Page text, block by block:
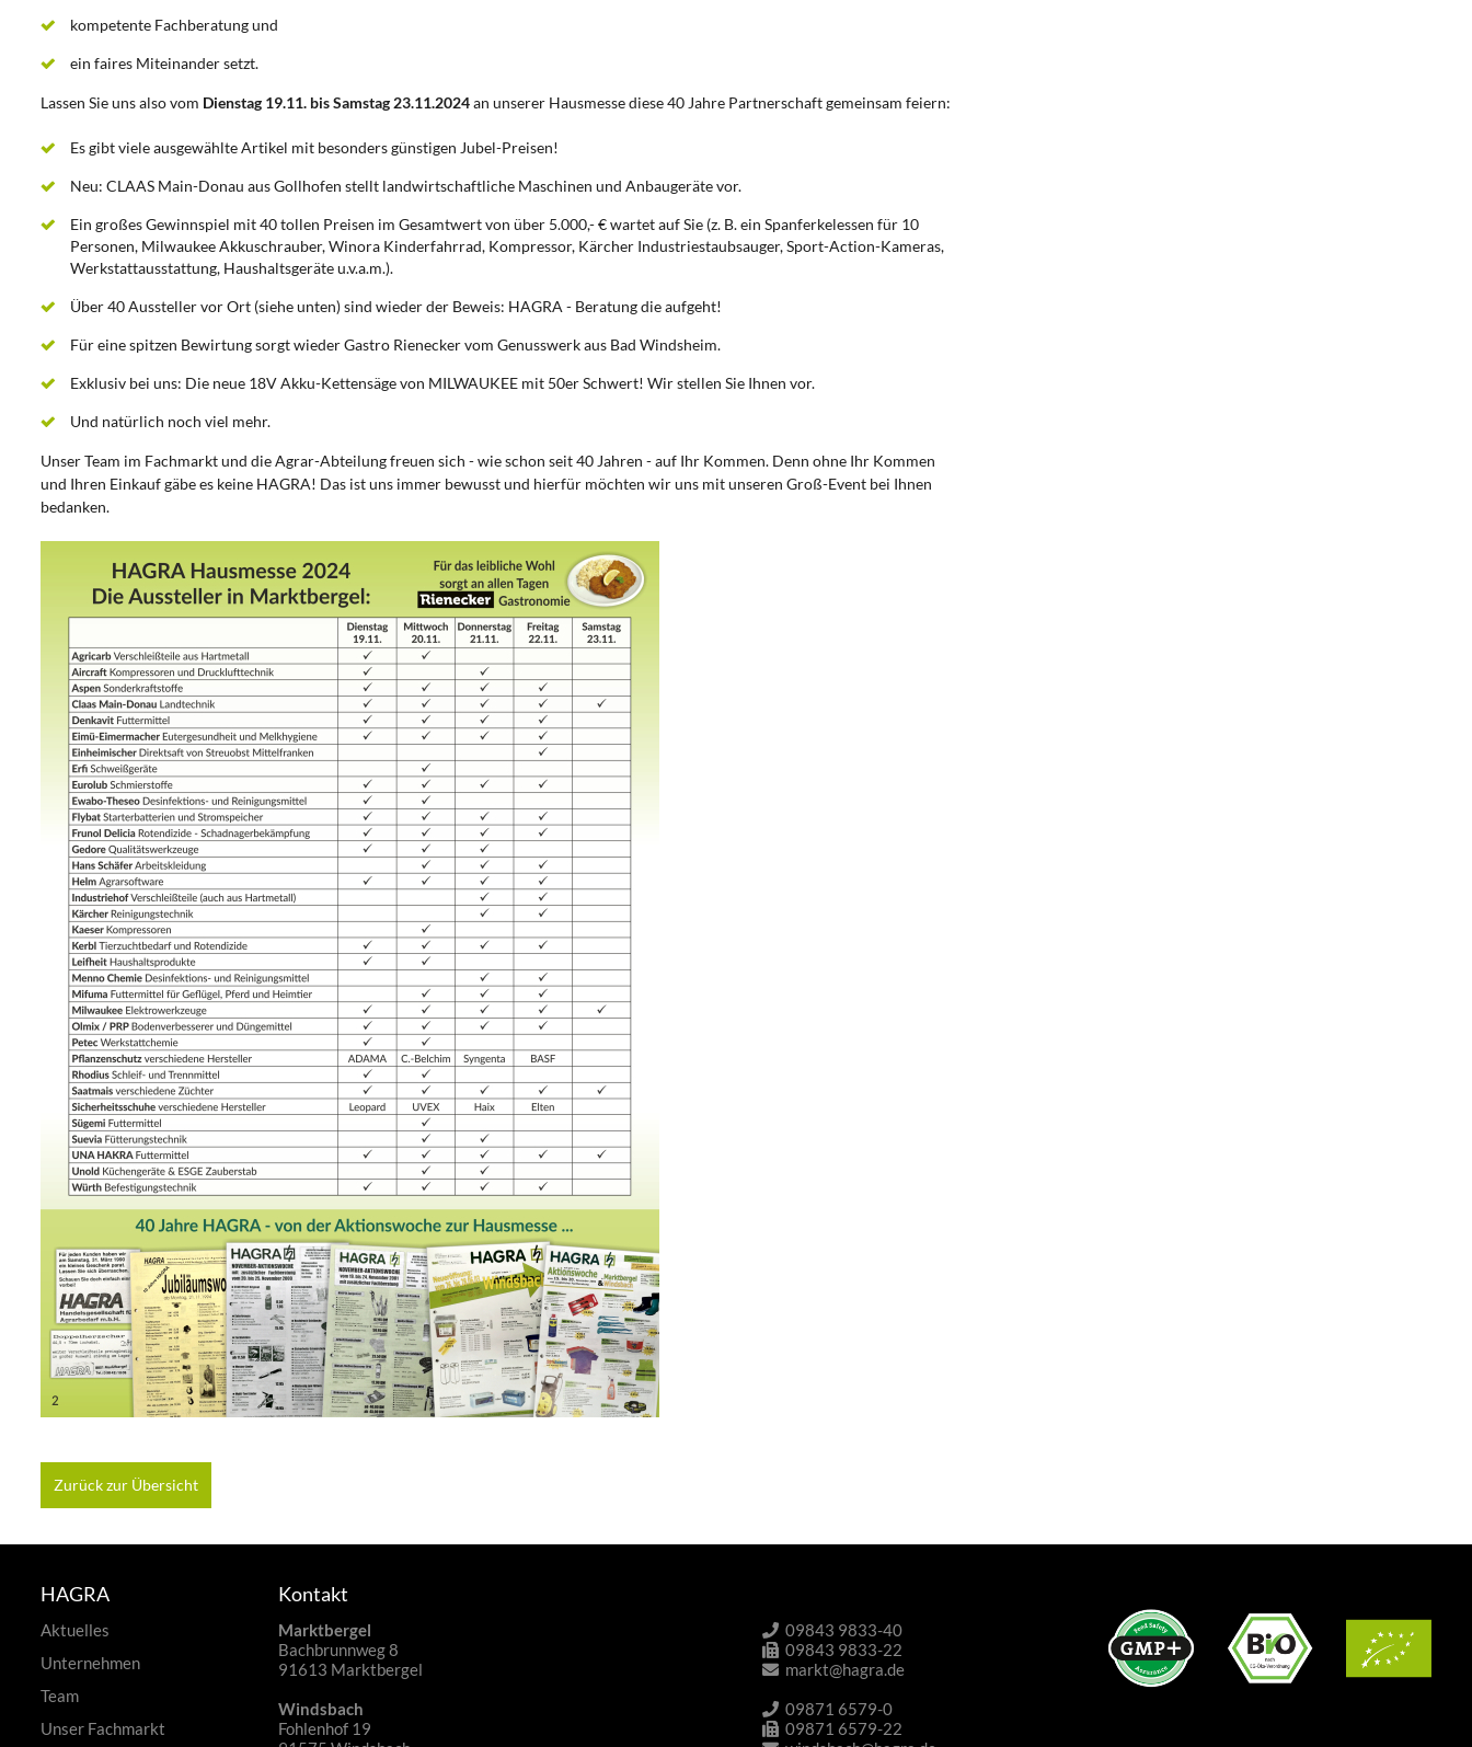
kompetente Fachberatung und
ein faires Miteinander setzt.
Lassen Sie uns also vom Dienstag 19.11. bis Samstag 23.11.2024an unserer Hausmesse diese 40 Jahre Partnerschaft gemeinsam feiern:
Es gibt viele ausgewählte Artikel mit besonders günstigen Jubel-Preisen!
Neu: CLAAS Main-Donau aus Gollhofen stellt landwirtschaftliche Maschinen und Anbaugeräte vor.
Ein großes Gewinnspiel mit 40 tollen Preisen im Gesamtwert von über 5.000,- € wartet auf Sie (z. B. ein Spanferkelessen für 10
Personen, Milwaukee Akkuschrauber, Winora Kinderfahrrad, Kompressor, Kärcher Industriestaubsauger, Sport-Action-Kameras,
Werkstattausstattung, Haushaltsgeräte u.v.a.m.).
Über 40 Aussteller vor Ort (siehe unten) sind wieder der Beweis: HAGRA - Beratung die aufgeht!
Für eine spitzen Bewirtung sorgt wieder Gastro Rienecker vom Genusswerk aus Bad Windsheim.
Exklusiv bei uns: Die neue 18V Akku-Kettensäge von MILWAUKEE mit 50er Schwert! Wir stellen Sie Ihnen vor.
Und natürlich noch viel mehr.
Unser Team im Fachmarkt und die Agrar-Abteilung freuen sich - wie schon seit 40 Jahren - auf Ihr Kommen. Denn ohne Ihr Kommen
und Ihren Einkauf gäbe es keine HAGRA! Das ist uns immer bewusst und hierfür möchten wir uns mit unseren Groß-Event bei Ihnen
bedanken.
Zurück zur Übersicht
HAGRA
Aktuelles
Unternehmen
Team
Unser Fachmarkt
Kontakt
Marktbergel
Bachbrunnweg 8
91613 Marktbergel
09843 9833-40
09843 9833-22
markt@hagra.de
Windsbach
Fohlenhof 19
09871 6579-0
09871 6579-22